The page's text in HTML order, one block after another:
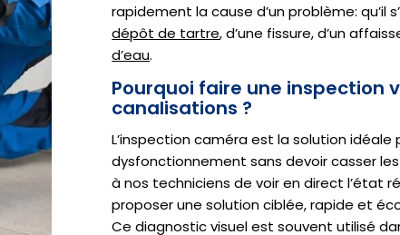
rapidement la cause d’un problème: qu’il
dépôt de tartre, d’une fissure, d’un
d’eau.
Pourquoi faire une inspection
canalisations ?
L’inspection caméra est la solution idéale
dysfonctionnement sans devoir casser
à nos techniciens de voir en direct l’état
proposer une solution ciblée, rapide et
Ce diagnostic visuel est souvent utilisé